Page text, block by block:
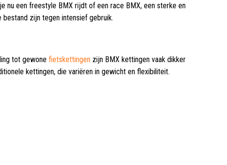
nu een freestyle BMX rijdt of een race BMX, een sterke en
zijn tegen intensief gebruik.
tot gewone fietskettingen zijn BMX kettingen vaak dikker
kettingen, die variëren in gewicht en flexibiliteit.